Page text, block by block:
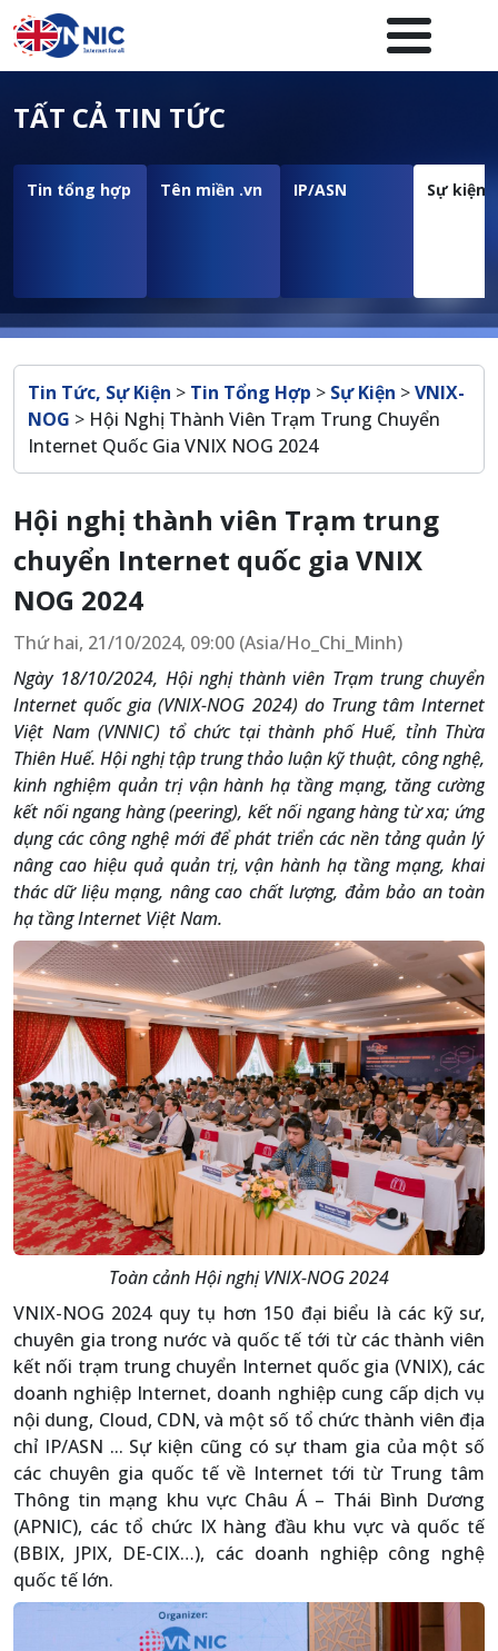
Nhảy đến nội dung
Menuheader của website
TẤT CẢ TIN TỨC
Tin tổng hợp Tên miền .vn IP/ASN Sự kiện
Breadcrumb
Tin Tức, Sự Kiện > Tin Tổng Hợp > Sự Kiện >VNIX-
NOG > Hội Nghị Thành Viên Trạm Trung Chuyển
Internet Quốc Gia VNIX NOG 2024
Hội nghị thành viên Trạm trung
chuyển Internet quốc gia VNIX
NOG 2024
Thứ hai, 21/10/2024, 09:00 (Asia/Ho_Chi_Minh)
Ngày 18/10/2024, Hội nghị thành viên Trạm trung chuyển
Internet quốc gia (VNIX-NOG 2024) do Trung tâm Internet
Việt Nam (VNNIC) tổ chức tại thành phố Huế, tỉnh Thừa
Thiên Huế. Hội nghị tập trung thảo luận kỹ thuật, công nghệ,
kinh nghiệm quản trị vận hành hạ tầng mạng, tăng cường
kết nối ngang hàng (peering), kết nối ngang hàng từ xa; ứng
dụng các công nghệ mới để phát triển các nền tảng quản lý
nâng cao hiệu quả quản trị, vận hành hạ tầng mạng, khai
thác dữ liệu mạng, nâng cao chất lượng, đảm bảo an toàn
hạ tầng Internet Việt Nam.
Toàn cảnh Hội nghị VNIX-NOG 2024
VNIX-NOG 2024 quy tụ hơn 150 đại biểu là các kỹ sư,
chuyên gia trong nước và quốc tế tới từ các thành viên
kết nối trạm trung chuyển Internet quốc gia (VNIX), các
doanh nghiệp Internet, doanh nghiệp cung cấp dịch vụ
nội dung, Cloud, CDN, và một số tổ chức thành viên địa
chỉ IP/ASN ... Sự kiện cũng có sự tham gia của một số
các chuyên gia quốc tế về Internet tới từ Trung tâm
Thông tin mạng khu vực Châu Á – Thái Bình Dương
(APNIC), các tổ chức IX hàng đầu khu vực và quốc tế
(BBIX, JPIX, DE-CIX…), các doanh nghiệp công nghệ
quốc tế lớn.